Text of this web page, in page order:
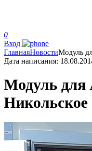
0
Вход
ГлавнаяНовостиМодуль
Дата написания:
Модуль для
Никольское